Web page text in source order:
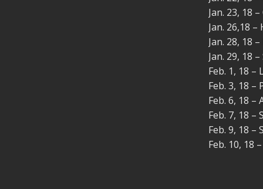
Jan. 23, 18
Jan. 26,18
Jan. 28, 18
Jan. 29, 18
Feb. 1, 18 –
Feb. 3, 18
Feb. 6, 18 –
Feb. 7, 18 –
Feb. 9, 18 –
Feb. 10, 18